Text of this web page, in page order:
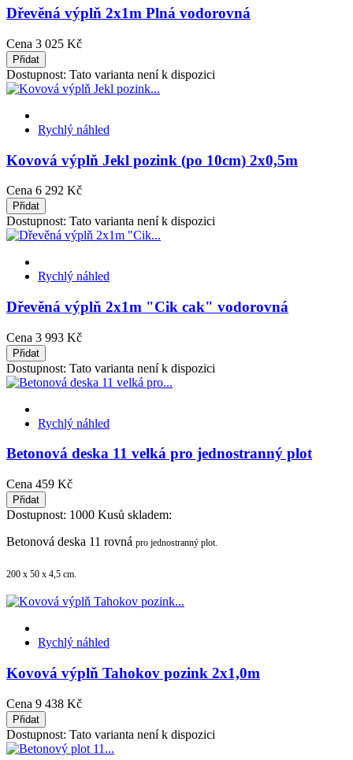
Dřevěná výplň 2x1m Plná vodorovná
Cena 3 025 Kč
Přidat
Dostupnost: Tato varianta není k dispozici
Rychlý náhled
Kovová výplň Jekl pozink (po 10cm) 2x0,5m
Cena 6 292 Kč
Přidat
Dostupnost: Tato varianta není k dispozici
Rychlý náhled
Dřevěná výplň 2x1m "Cik cak" vodorovná
Cena 3 993 Kč
Přidat
Dostupnost: Tato varianta není k dispozici
Rychlý náhled
Betonová deska 11 velká pro jednostranný plot
Cena 459 Kč
Přidat
Dostupnost: 1000 Kusů skladem:
Betonová deska 11 rovná pro jednostranný plot.
200 x 50 x 4,5 cm.
Rychlý náhled
Kovová výplň Tahokov pozink 2x1,0m
Cena 9 438 Kč
Přidat
Dostupnost: Tato varianta není k dispozici